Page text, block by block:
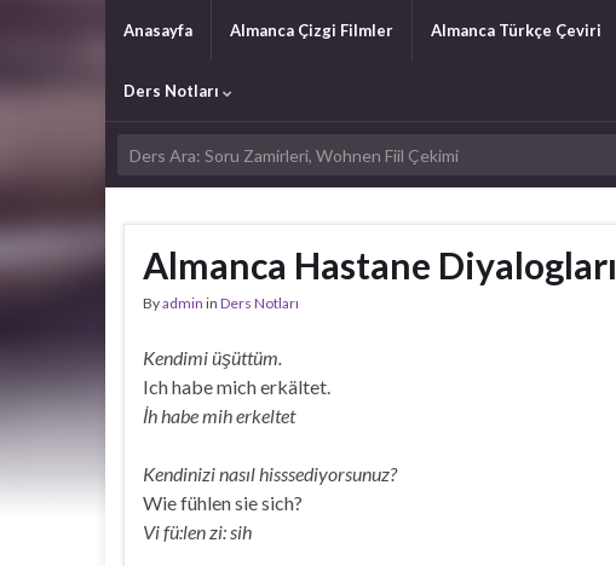
Anasayfa Almanca Çizgi Filmler Almanca Türkçe Çeviri
Ders Notları
Almanca Hastane Diyalogları
Byadmin in Ders Notları
Kendimi üşüttüm.
Ich habe mich erkältet.
İh habe mih erkeltet
Kendinizi nasıl hisssediyorsunuz?
Wie fühlen sie sich?
Vi fü:len zi: sih